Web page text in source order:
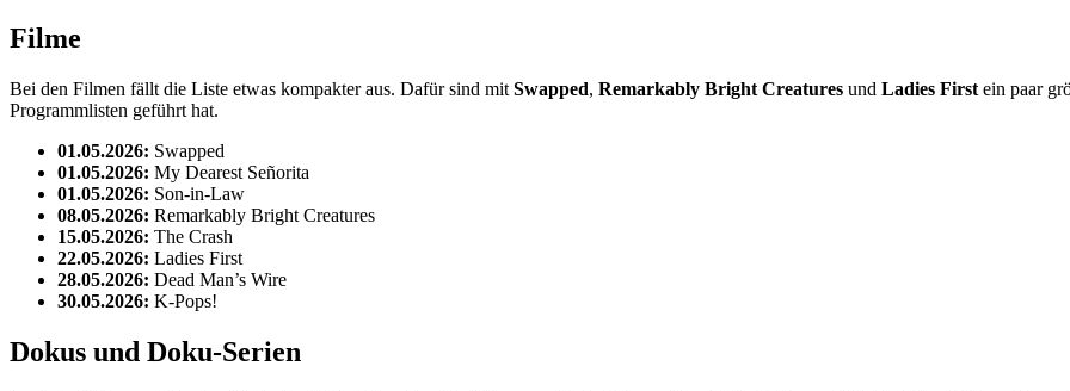
Filme
Bei den Filmen fällt die Liste etwas kompakter aus. Dafür sind mit Swapped, Remarkably Bright Creatures und Ladies First ein paar
Programmlisten geführt hat.
01.05.2026: Swapped
01.05.2026: My Dearest Señorita
01.05.2026: Son-in-Law
08.05.2026: Remarkably Bright Creatures
15.05.2026: The Crash
22.05.2026: Ladies First
28.05.2026: Dead Man’s Wire
30.05.2026: K-Pops!
Dokus und Doku-Serien